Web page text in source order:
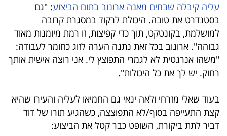
המילון
הכלכלי
פודקאסט
40
40
עליה קיבלה שבחים מאנה ארונוב בתום הביצוע: "גם
בסטנדרט את טובה. היכולת לרקוד במסגרת קרובה
למושלמת, בקונטקט, תוך כדי קפיצות, זו רמת מיומנות מאוד
גבוהה". ארונוב בכל זאת נתנה הערה לזוג כחומר לעבודה:
"משהו אנרגטית לא לגמרי התפוצץ לי. אני רוצה אישית אותך
רחוק. יש לך את כל היכולות".
בעוד שאלי מזרחי ולאה ינאי גם החמיאו לעליה והעירו שהיא
קצת התעייפה בסוף/לא התפוצצה, כשהגיע תורו של דוד
דביר לתת ביקורת, השופט כבר קטל את הביצוע: